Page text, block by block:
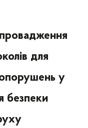
для
у
безпеки